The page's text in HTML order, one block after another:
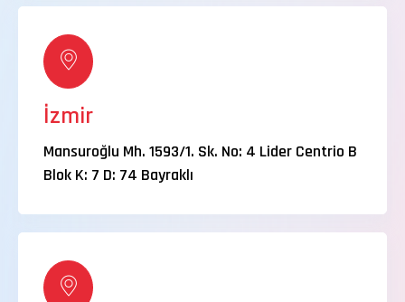
İzmir
Mansuroğlu Mh. 1593/1. Sk. No: 4 Lider Centrio B
Blok K: 7 D: 74 Bayraklı